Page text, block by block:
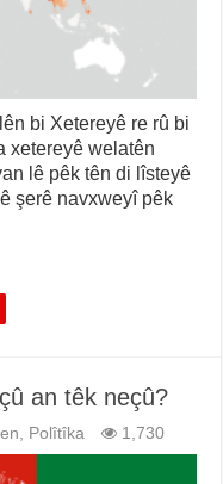
bi Xetereyê re rû bi
xetereyê welatên
lê pêk tên di lîsteyê
şerê navxweyî pêk
an têk neçû?
, Polîtîka 1,730